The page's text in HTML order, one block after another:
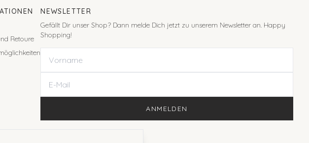
Retoure
NEWSLETTER
Gefällt Dir unser Shop? Dann melde Dich jetzt zu unserem Newsletter an. Happy
Shopping!
ANMELDEN